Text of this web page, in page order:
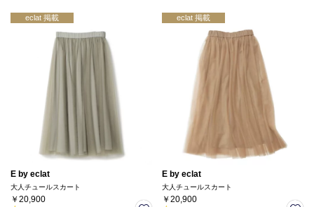
eclat 掲載
E by eclat
大人チュールスカート
￥20,900
eclat 掲載
E by eclat
大人チュールスカート
￥20,900